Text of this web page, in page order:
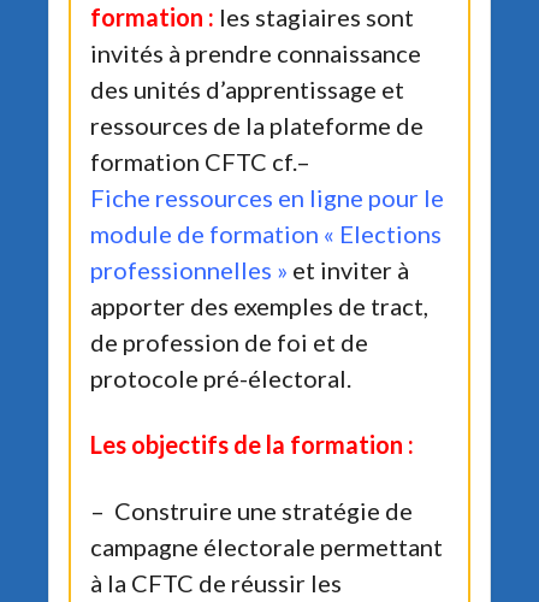
formation : les stagiaires sont
invités à prendre connaissance
des unités d’apprentissage et
ressources de la plateforme de
formation CFTC cf.–
Fiche ressources en ligne pour le
module de formation « Elections
professionnelles » et inviter à
apporter des exemples de tract,
de profession de foi et de
protocole pré-électoral.
Les objectifs de la formation :
– Construire une stratégie de
campagne électorale permettant
à la CFTC de réussir les